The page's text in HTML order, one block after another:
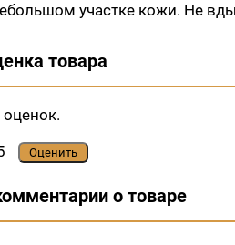
участке кожи. Не
товара
оценок.
Оценить
о товаре